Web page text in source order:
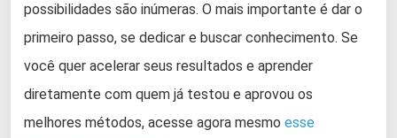
possibilidades são inúmeras. O mais importante é dar o
primeiro passo, se dedicar e buscar conhecimento. Se
você quer acelerar seus resultados e aprender
diretamente com quem já testou e aprovou os
melhores métodos, acesse agora mesmo esse